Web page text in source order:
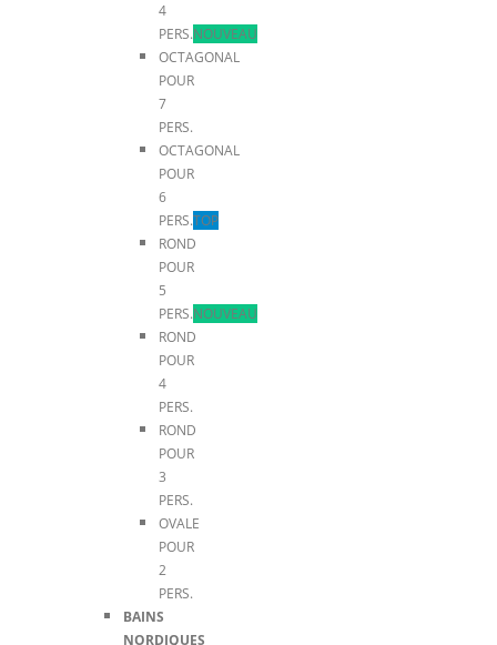
4
PERS.NOUVEAU
OCTAGONAL
POUR
7
PERS.
OCTAGONAL
POUR
6
PERS.TOP
ROND
POUR
5
PERS.NOUVEAU
ROND
POUR
4
PERS.
ROND
POUR
3
PERS.
OVALE
POUR
2
PERS.
BAINS
NORDIQUES